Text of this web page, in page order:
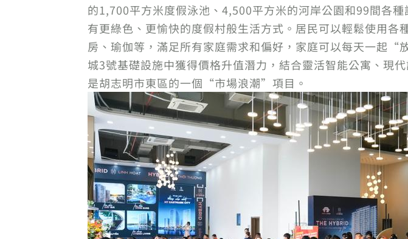
的1,700平方米度假泳池、4,500平方米的河岸公園和99間各
有更綠色、更愉快的度假村般生活方式。居民可以輕鬆使用
房、瑜伽等，滿足所有家庭需求和偏好，家庭可以每天一起
城3號基礎設施中獲得價格升值潛力，結合靈活智能公寓、現
是胡志明市東區的一個“市場浪潮”項目。